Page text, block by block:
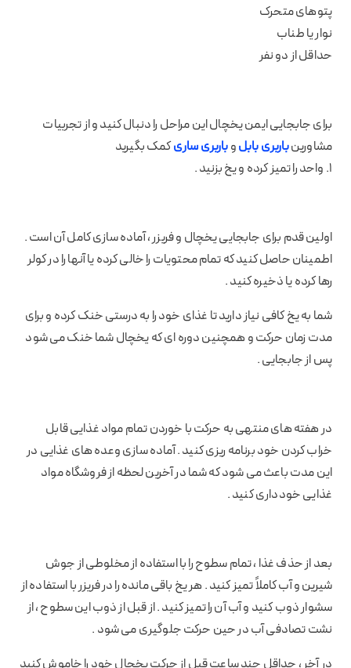
پتوهای متحرک
نوار یا طناب
حداقل از دو نفر
برای جابجایی ایمن یخچال این مراحل را دنبال کنید و از تجربیات
مشاورینباربری بابلوباربری ساریکمک بگیرید
1. واحد را تمیز کرده و یخ بزنید .
اولین قدم برای جابجایی یخچال و فریزر ، آماده سازی کامل آن است .
اطمینان حاصل کنید که تمام محتویات را خالی کرده یا آنها را در کولر
رها کرده یا ذخیره کنید .
شما به یخ کافی نیاز دارید تا غذای خود را به درستی خنک کرده و برای
مدت زمان حرکت و همچنین دوره ای که یخچال شما خنک می شود
پس از جابجایی .
در هفته های منتهی به حرکت با خوردن تمام مواد غذایی قابل
خراب کردن خود برنامه ریزی کنید . آماده سازی وعده های غذایی در
این مدت باعث می شود که شما در آخرین لحظه از فروشگاه مواد
غذایی خودداری کنید .
بعد از حذف غذا ، تمام سطوح را با استفاده از مخلوطی از جوش
شیرین و آب کاملاً تمیز کنید . هر یخ باقی مانده را در فریزر با استفاده از
سشوار ذوب کنید و آب آن را تمیز کنید . از قبل از ذوب این سطوح ، از
نشت تصادفی آب در حین حرکت جلوگیری می شود .
در آخر ، حداقل چند ساعت قبل از حرکت یخچال خود را خاموش کنید